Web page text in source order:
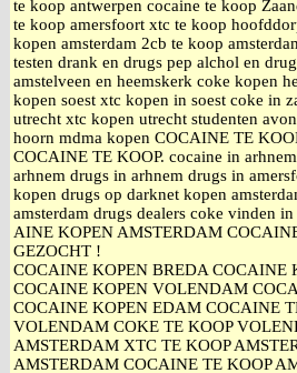
te koop antwerpen cocaine te koop
te koop amersfoort xtc te koop
kopen amsterdam 2cb te koop
testen drank en drugs pep alchol en
amstelveen en heemskerk coke kopen
kopen soest xtc kopen in soest coke in
utrecht xtc kopen utrecht studenten
hoorn mdma kopen COCAINE TE
COCAINE TE KOOP. cocaine in
arhnem drugs in arhnem drugs in
kopen drugs op darknet kopen
amsterdam drugs dealers coke vinden
AINE KOPEN AMSTERDAM
GEZOCHT !
COCAINE KOPEN BREDA
COCAINE KOPEN VOLENDAM
COCAINE KOPEN EDAM COCAINE
VOLENDAM COKE TE KOOP
AMSTERDAM XTC TE KOOP
AMSTERDAM COCAINE TE KOOP